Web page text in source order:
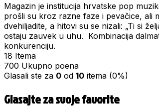
Magazin je institucija hrvatske pop
prošli su kroz razne faze i pevačice, ali
dvehiljadite, a hitovi su se nizali: „Ti si
ostaju zauvek u uhu. Kombinacija
konkurenciju.
18 Itema
700 Ukupno poena
Glasali ste za 0 od 10 itema (0%)
Glasajte za svoje favorite